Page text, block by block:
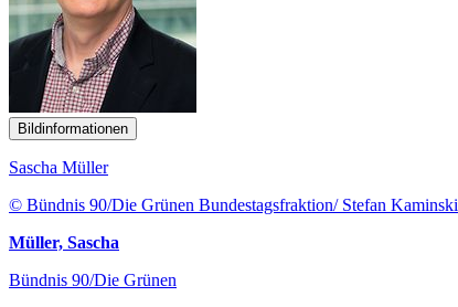
Bildinformationen
Sascha Müller
© Bündnis 90/Die Grünen Bundestagsfraktion/ Stefan Kaminski
Müller, Sascha
Bündnis 90/Die Grünen